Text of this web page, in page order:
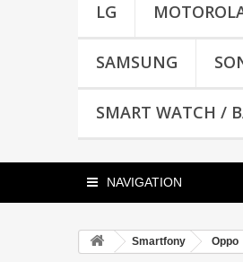
LG
SAMSUNG
SMART WATCH /
NAVIGATION
Smartfony Oppo